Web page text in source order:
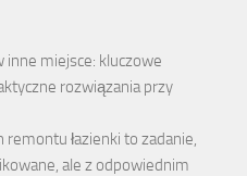
inne miejsce: kluczowe
rozwiązania przy
łazienki to zadanie,
ale z odpowiednim